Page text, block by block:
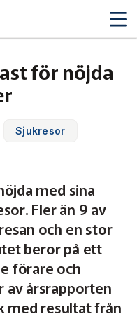
In English Sök
för nöjda
Sjukresor
med sina
Fler än 9 av
och en stor
beror på ett
förare och
av årsrapporten
med resultat från